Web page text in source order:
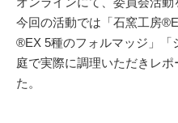
今回の活動では「石窯工房
®EX 5種のフォルマッジ」「
庭で実際に調理いただきレ
た。